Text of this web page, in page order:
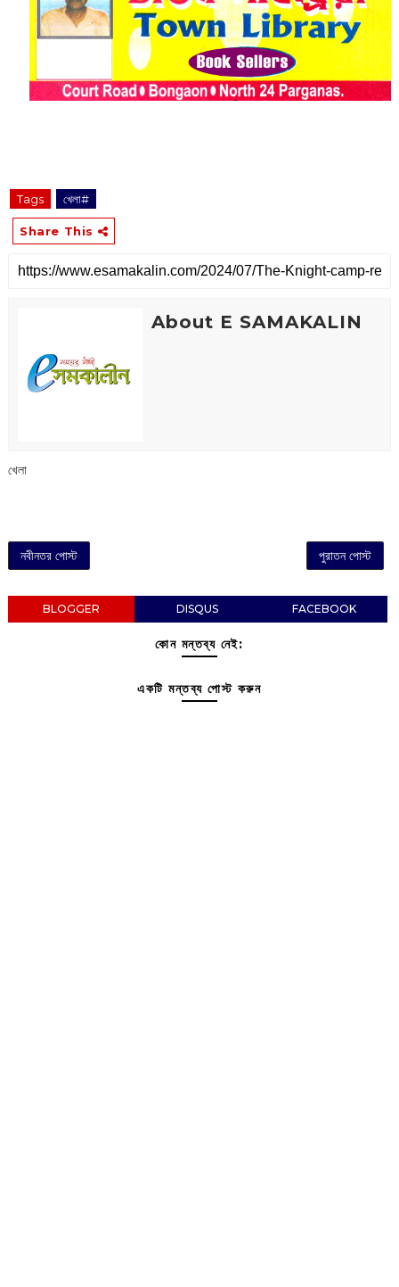
Tags খেলা#
Share This
About E SAMAKALIN
খেলা
নবীনতর পোস্ট পুরাতন পোস্ট
BLOGGER DISQUS FACEBOOK
কোন মন্তব্য নেই:
একটি মন্তব্য পোস্ট করুন